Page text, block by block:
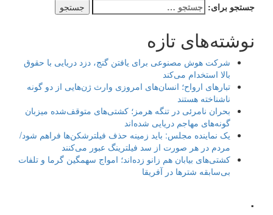
جستجو برای:
نوشته‌های تازه
شرکت هوش مصنوعی برای یافتن گنج، دزد دریایی با حقوق
بالا استخدام می‌کند
تبارهای ارواح؛ انسان‌های امروزی وارث ژن‌هایی از دو گونه
ناشناخته هستند
بحران نامرئی در تنگه هرمز؛ کشتی‌های متوقف‌شده میزبان
گونه‌های مهاجم دریایی شده‌اند
یک نماینده مجلس: باید زمینه حذف فیلترشکن‌ها فراهم شود/
مردم در هر صورت از سد فیلترینگ عبور می‌کنند
کشتی‌های بیابان هم زانو زده‌اند؛ امواج سهمگین گرما و تلفات
بی‌سابقه شترها در آفریقا
.